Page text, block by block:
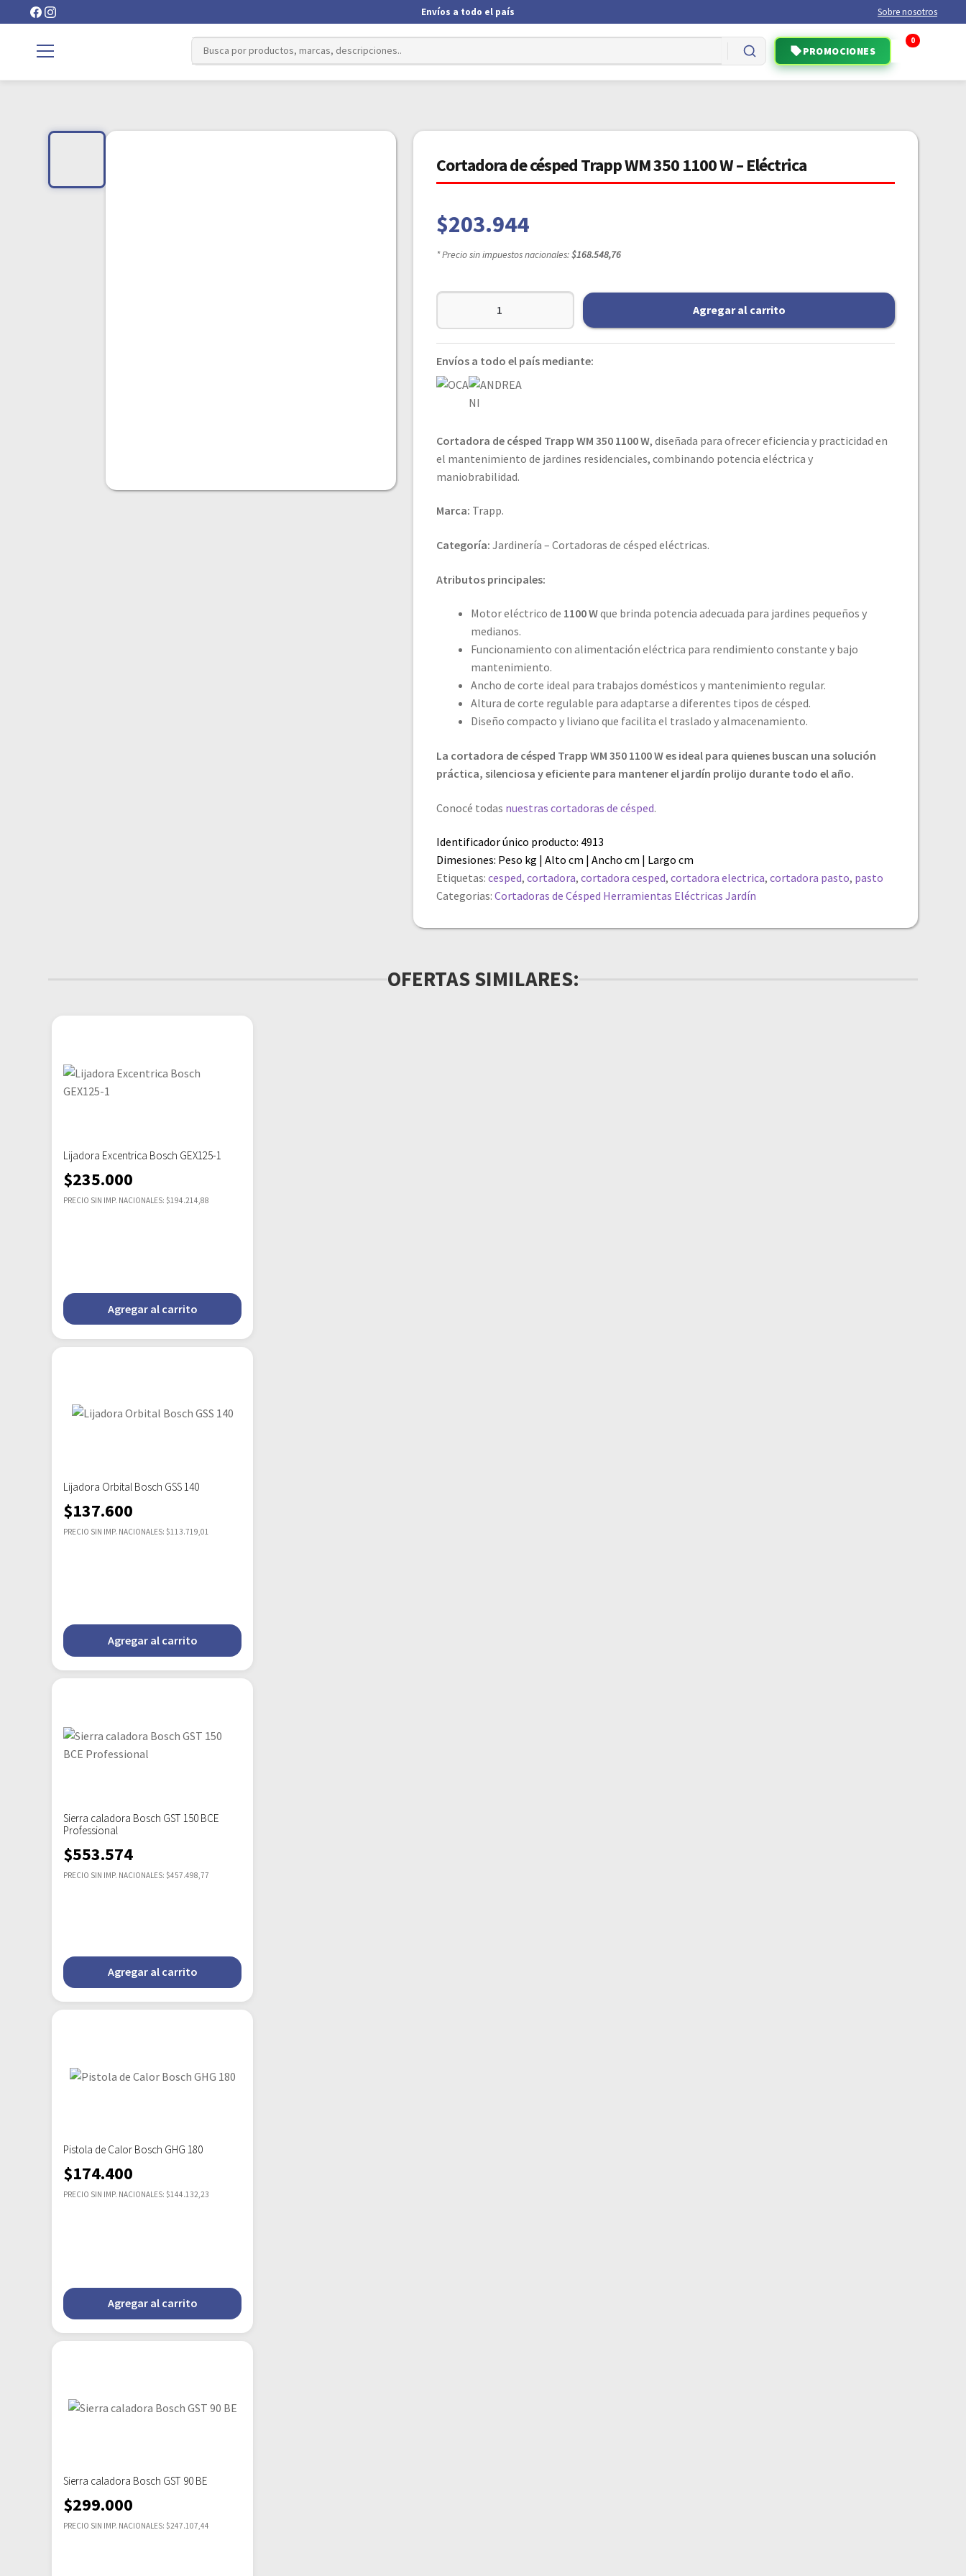
Envíos a todo el país Sobre nosotros
PROMOCIONES
0
Cortadora de césped Trapp WM 350 1100 W – Eléctrica
$203.944
* Precio sin impuestos nacionales:$168.548,76
Agregar al carrito
Envíos a todo el país mediante:
Cortadora de césped Trapp WM 350 1100 W, diseñada para ofrecer eficiencia y practicidad en
el mantenimiento de jardines residenciales, combinando potencia eléctrica y
maniobrabilidad.
Marca: Trapp.
Categoría: Jardinería – Cortadoras de césped eléctricas.
Atributos principales:
Motor eléctrico de 1100 Wque brinda potencia adecuada para jardines pequeños y
medianos.
Funcionamiento con alimentación eléctrica para rendimiento constante y bajo
mantenimiento.
Ancho de corte ideal para trabajos domésticos y mantenimiento regular.
Altura de corte regulable para adaptarse a diferentes tipos de césped.
Diseño compacto y liviano que facilita el traslado y almacenamiento.
La cortadora de césped Trapp WM 350 1100 W es ideal para quienes buscan una solución
práctica, silenciosa y eficiente para mantener el jardín prolijo durante todo el año.
Conocé todas nuestras cortadoras de césped.
Identificador único producto: 4913
Dimesiones: Peso kg | Alto cm | Ancho cm | Largo cm
Etiquetas:cesped,cortadora,cortadora cesped,cortadora electrica,cortadora pasto, pasto
Categorias:Cortadoras de Césped Herramientas Eléctricas Jardín
OFERTAS SIMILARES:
Lijadora Excentrica Bosch GEX125-1
$235.000
PRECIO SIN IMP. NACIONALES: $194.214,88
Agregar al carrito
Lijadora Orbital Bosch GSS 140
$137.600
PRECIO SIN IMP. NACIONALES: $113.719,01
Agregar al carrito
Sierra caladora Bosch GST 150 BCE
Professional
$553.574
PRECIO SIN IMP. NACIONALES: $457.498,77
Agregar al carrito
Pistola de Calor Bosch GHG 180
$174.400
PRECIO SIN IMP. NACIONALES: $144.132,23
Agregar al carrito
Sierra caladora Bosch GST 90 BE
$299.000
PRECIO SIN IMP. NACIONALES: $247.107,44